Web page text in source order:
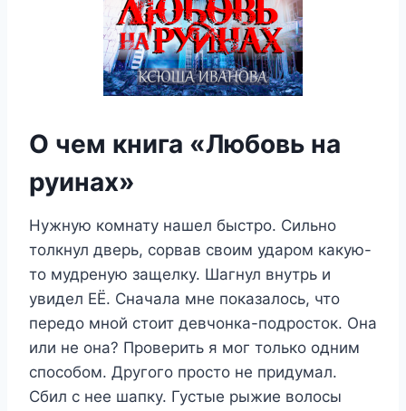
О чем книга «Любовь на
руинах»
Нужную комнату нашел быстро. Сильно
толкнул дверь, сорвав своим ударом какую-
то мудреную защелку. Шагнул внутрь и
увидел ЕЁ. Сначала мне показалось, что
передо мной стоит девчонка-подросток. Она
или не она? Проверить я мог только одним
способом. Другого просто не придумал.
Сбил с нее шапку. Густые рыжие волосы